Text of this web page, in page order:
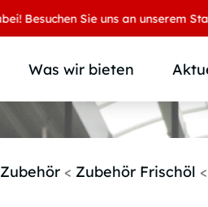
Sie uns an unserem Stand:
Was wir bieten
Zubehör < Zubehör Frischöl <